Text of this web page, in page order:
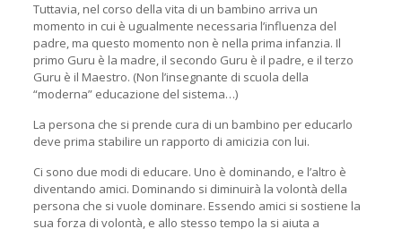
Tuttavia, nel corso della vita di un bambino arriva un
momento in cui è ugualmente necessaria l’influenza del
padre, ma questo momento non è nella prima infanzia. Il
primo Guru è la madre, il secondo Guru è il padre, e il terzo
Guru è il Maestro. (Non l’insegnante di scuola della
“moderna” educazione del sistema…)
La persona che si prende cura di un bambino per educarlo
deve prima stabilire un rapporto di amicizia con lui.
Ci sono due modi di educare. Uno è dominando, e l’altro è
diventando amici. Dominando si diminuirà la volontà della
persona che si vuole dominare. Essendo amici si sostiene la
sua forza di volontà, e allo stesso tempo la si aiuta a